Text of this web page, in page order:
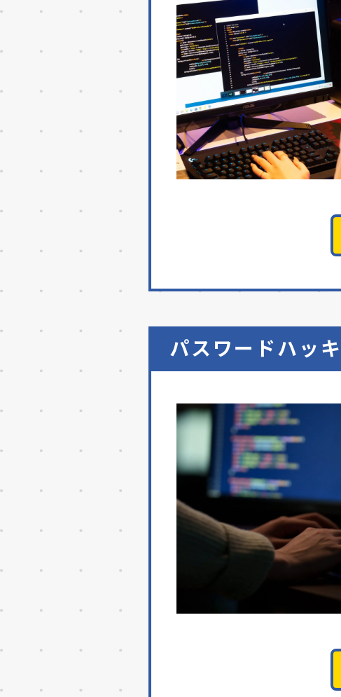
パスワードハッ